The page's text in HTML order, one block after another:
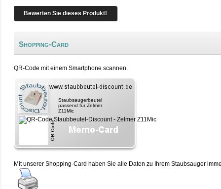
Bewerten Sie dieses Produkt!
Shopping-Card
QR-Code mit einem Smartphone scannen.
Staubsaugerbeutel
passend für Zelmer
Z11Mic
Mit unserer Shopping-Card haben Sie alle Daten zu Ihrem Staubsauger